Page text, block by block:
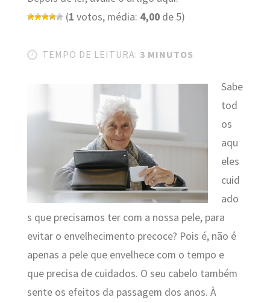
(1 votos, média: 4,00de 5)
TEMPO DE LEITURA: 3 MINUTOS
Sabe
tod
os
aqu
eles
cuid
ado
s que precisamos ter com a nossa pele, para
evitar o envelhecimento precoce? Pois é, não é
apenas a pele que envelhece com o tempo e
que precisa de cuidados. O seu cabelo também
sente os efeitos da passagem dos anos. À